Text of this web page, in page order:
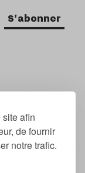
afin
de fournir
notre trafic.
S'abonner
la
dont la
», « suivant
du